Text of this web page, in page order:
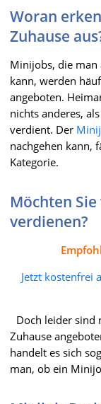
Woran
Zuhause
Minijobs, die man
kann, werden
angeboten.
nichts anderes,
verdient. Der
nachgehen kann,
Kategorie.
Möchten
verdienen?
Jetzt kostenfrei
Doch leider sind
Zuhause
handelt es sich
man, ob ein